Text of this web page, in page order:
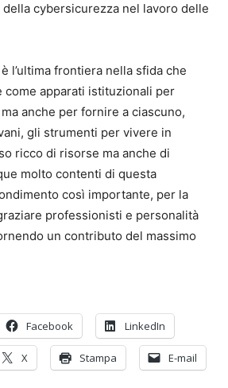
cybersicurezza nel lavoro delle
l’ultima frontiera nella sfida che
come apparati istituzionali per
anche per fornire a ciascuno,
gli strumenti per vivere in
ricco di risorse ma anche di
molto contenti di questa
così importante, per la
professionisti e personalità
un contributo del massimo
Facebook LinkedIn
X Stampa E-mail